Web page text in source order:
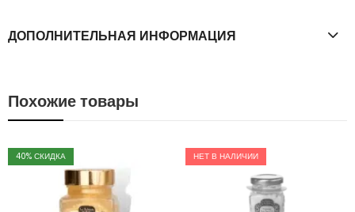
ДОПОЛНИТЕЛЬНАЯ ИНФОРМАЦИЯ
Похожие товары
40% СКИДКА НЕТ В НАЛИЧИИ